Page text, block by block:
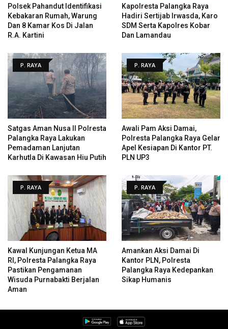
Polsek Pahandut Identifikasi
Kebakaran Rumah, Warung
Dan 8 Kamar Kos Di Jalan
R.A. Kartini
Kapolresta Palangka Raya
Hadiri Sertijab Irwasda, Karo
SDM Serta Kapolres Kobar
Dan Lamandau
P. RAYA
Satgas Aman Nusa II Polresta
Palangka Raya Lakukan
Pemadaman Lanjutan
Karhutla Di Kawasan Hiu Putih
P. RAYA
Awali Pam Aksi Damai,
Polresta Palangka Raya Gelar
Apel Kesiapan Di Kantor PT.
PLN UP3
P. RAYA
Kawal Kunjungan Ketua MA
RI, Polresta Palangka Raya
Pastikan Pengamanan
Wisuda Purnabakti Berjalan
Aman
P. RAYA
Amankan Aksi Damai Di
Kantor PLN, Polresta
Palangka Raya Kedepankan
Sikap Humanis